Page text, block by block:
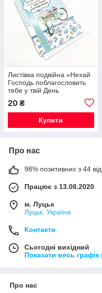
Листівка подвійна «Нехай
Господь поблагословить
тебе у твій День
20 ₴
Купити
Про нас
98% позитивних з 44
Працює з 13.08.2020
м. Луцьк
Луцьк, Україна
Контакти
Сьогодні вихідний
Показати весь графік
Про нас